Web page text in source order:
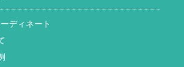
ディネート